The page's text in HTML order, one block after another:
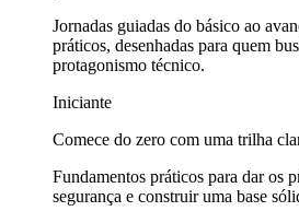
Jornadas guiadas do básico ao
práticos, desenhadas para quem
protagonismo técnico.
Iniciante
Comece do zero com uma trilha
Fundamentos práticos para dar os
segurança e construir uma base